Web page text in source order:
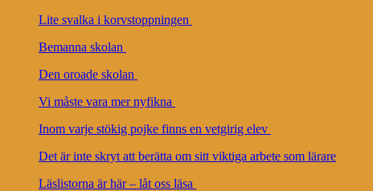
Lite svalka i korvstoppningen
Bemanna skolan
Den oroade skolan
Vi måste vara mer nyfikna
Inom varje stökig pojke finns en vetgirig elev
Det är inte skryt att berätta om sitt viktiga arbete som lärare
Läslistorna är här – låt oss läsa